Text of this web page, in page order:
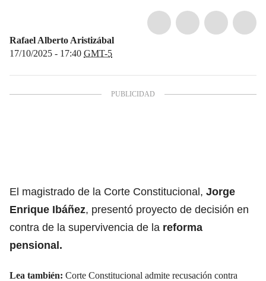
Rafael Alberto Aristizábal
17/10/2025 - 17:40 GMT-5
El magistrado de la Corte Constitucional, Jorge
Enrique Ibáñez, presentó proyecto de decisión en
contra de la supervivencia de la reforma
pensional.
Lea también: Corte Constitucional admite recusación contra